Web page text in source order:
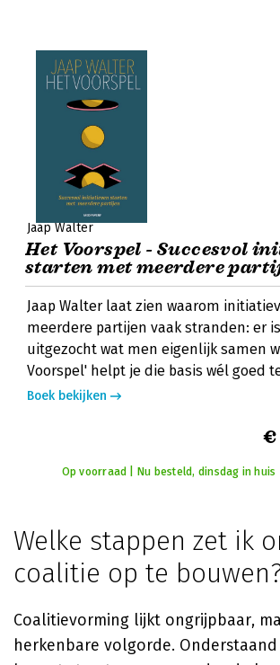
Jaap Walter
Het Voorspel - Succesvol
starten met meerdere
Jaap Walter laat zien waarom
meerdere partijen vaak stranden: er
uitgezocht wat men eigenlijk samen
Voorspel' helpt je die basis wél goed
Boek bekijken
€
Op voorraad | Nu besteld, dinsdag in
Welke stappen zet ik
coalitie op te
Coalitievorming lijkt ongrijpbaar,
herkenbare volgorde.